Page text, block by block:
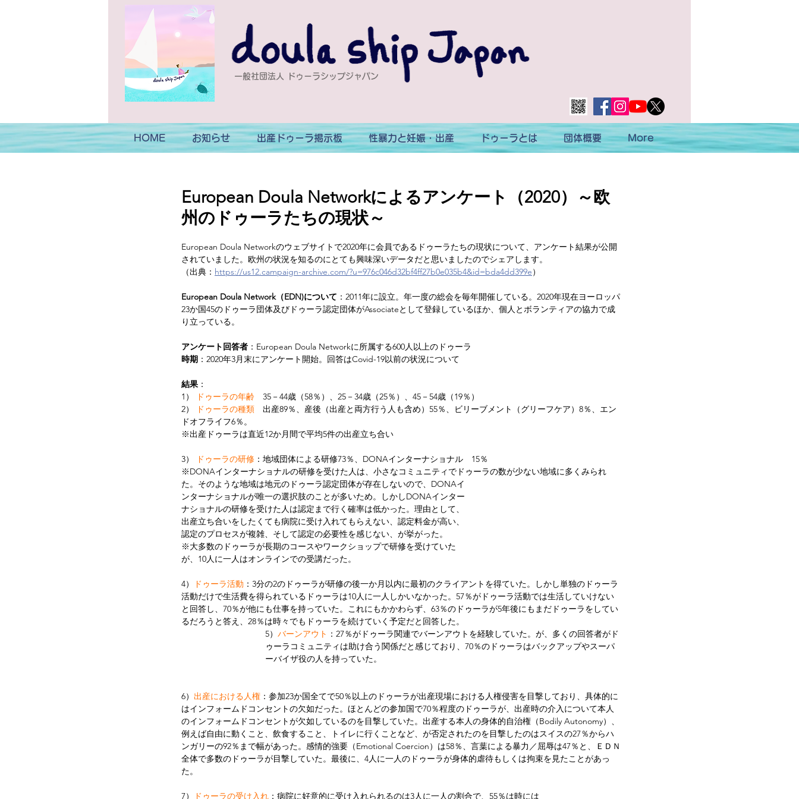
一般社団法人 ドゥーラシップジャパン
HOME お知らせ 出産ドゥーラ掲示板 性暴力と妊娠・出産 ドゥーラとは 団体概要 More
European Doula Networkによるアンケート（2020）～欧
州のドゥーラたちの現状～
European Doula Networkのウェブサイトで2020年に会員であるドゥーラたちの現状について、アンケート結果が公開
されていました。欧州の状況を知るのにとても興味深いデータだと思いましたのでシェアします。
（出典： https://us12.campaign-archive.com/?u=976c046d32bf4ff27b0e035b4&id=bda4dd399e）
European Doula Network（EDN)について ：2011年に設立。年一度の総会を毎年開催している。2020年現在ヨーロッパ
23か国45のドゥーラ団体及びドゥーラ認定団体がAssociateとして登録しているほか、個人とボランティアの協力で成
り立っている。
アンケート回答者 ：European Doula Networkに所属する600人以上のドゥーラ
時期 ：2020年3月末にアンケート開始。回答はCovid-19以前の状況について
結果 ：
1）
ドゥーラの年齢 35－44歳（58％）、25－34歳（25％）、45－54歳（19％）
2）
ドゥーラの種類 出産89％、産後（出産と両方行う人も含め）55％、ビリーブメント（グリーフケア）8％、エン
ドオフライフ6％。
※出産ドゥーラは直近12か月間で平均5件の出産立ち合い
3） ドゥーラの研修 ：地域団体による研修73％、DONAインターナショナル　15％
※DONAインターナショナルの研修を受けた人は、小さなコミュニティでドゥーラの数が少ない地域に多くみられ
た。そのような地域は地元のドゥーラ認定団体が存在しないので、DONAイ
ンターナショナルが唯一の選択肢のことが多いため。しかしDONAインター
ナショナルの研修を受けた人は認定まで行く確率は低かった。理由として、
出産立ち合いをしたくても病院に受け入れてもらえない、認定料金が高い、
認定のプロセスが複雑、そして認定の必要性を感じない、が挙がった。
※大多数のドゥーラが長期のコースやワークショップで研修を受けていた
が、10人に一人はオンラインでの受講だった。
4） ドゥーラ活動 ：3分の2のドゥーラが研修の後一か月以内に最初のクライアントを得ていた。しかし単独のドゥーラ
活動だけで生活費を得られているドゥーラは10人に一人しかいなかった。57％がドゥーラ活動では生活していけない
と回答し、70％が他にも仕事を持っていた。これにもかかわらず、63％のドゥーラが5年後にもまだドゥーラをしてい
るだろうと答え、28％は時々でもドゥーラを続けていく予定だと回答した。
5） バーンアウト ：27％がドゥーラ関連でバーンアウトを経験していた。が、多くの回答者がド
ゥーラコミュニティは助け合う関係だと感じており、70％のドゥーラはバックアップやスーパ
ーバイザ役の人を持っていた。
6） 出産における人権 ：参加23か国全てで50％以上のドゥーラが出産現場における人権侵害を目撃しており、具体的に
はインフォームドコンセントの欠如だった。ほとんどの参加国で70％程度のドゥーラが、出産時の介入について本人
のインフォームドコンセントが欠如しているのを目撃していた。出産する本人の身体的自治権（Bodily Autonomy）、
例えば自由に動くこと、飲食すること、トイレに行くことなど、が否定されたのを目撃したのはスイスの27％からハ
ンガリーの92％まで幅があった。感情的強要（Emotional Coercion）は58％、言葉による暴力／屈辱は47％と、ＥＤＮ
全体で多数のドゥーラが目撃していた。最後に、4人に一人のドゥーラが身体的虐待もしくは拘束を見たことがあっ
た。
7） ドゥーラの受け入れ ：病院に好意的に受け入れられるのは3人に一人の割合で、55％は時には